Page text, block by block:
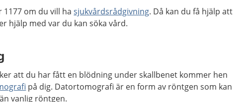
1177 om du vill hasjukvårdsrådgivning. Då kan du få hjälp att
hjälp med var du kan söka vård.
att du har fått en blödning under skallbenet kommer hen
på dig. Datortomografi är en form av röntgen som kan
vanlig röntgen.